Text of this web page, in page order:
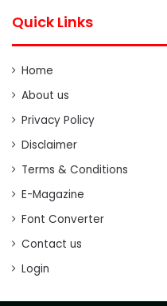
Quick Links
Home
About us
Privacy Policy
Disclaimer
Terms & Conditions
E-Magazine
Font Converter
Contact us
Login